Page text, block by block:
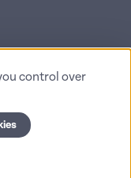
control over